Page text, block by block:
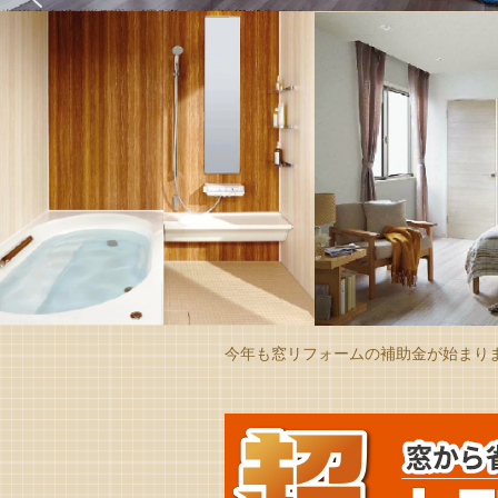
今年も窓リフォームの補助金が始まり